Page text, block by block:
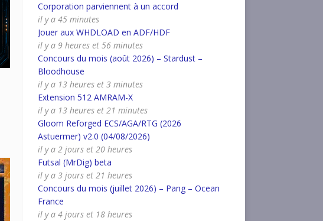
Corporation parviennent à un accord
il y a 45 minutes
Jouer aux WHDLOAD en ADF/HDF
il y a 9 heures et 56 minutes
Concours du mois (août 2026) – Stardust –
Bloodhouse
il y a 13 heures et 3 minutes
Extension 512 AMRAM-X
il y a 13 heures et 21 minutes
Gloom Reforged ECS/AGA/RTG (2026
Astuermer) v2.0 (04/08/2026)
il y a 2 jours et 20 heures
Futsal (MrDig) beta
il y a 3 jours et 21 heures
Concours du mois (juillet 2026) – Pang – Ocean
France
il y a 4 jours et 18 heures